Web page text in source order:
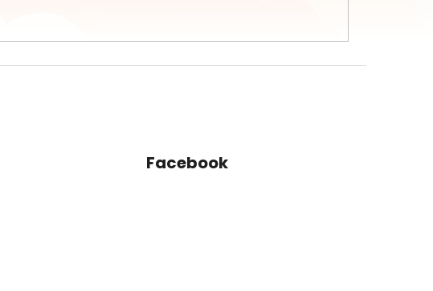
Facebook